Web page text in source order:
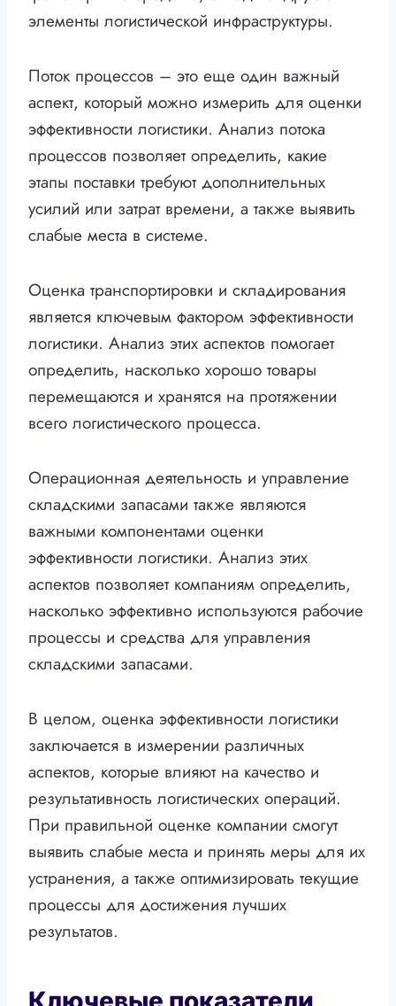
элементы логистической инфраструктуры.
Поток процессов – это еще один важный
аспект, который можно измерить для оценки
эффективности логистики. Анализ потока
процессов позволяет определить, какие
этапы поставки требуют дополнительных
усилий или затрат времени, а также выявить
слабые места в системе.
Оценка транспортировки и складирования
является ключевым фактором эффективности
логистики. Анализ этих аспектов помогает
определить, насколько хорошо товары
перемещаются и хранятся на протяжении
всего логистического процесса.
Операционная деятельность и управление
складскими запасами также являются
важными компонентами оценки
эффективности логистики. Анализ этих
аспектов позволяет компаниям определить,
насколько эффективно используются рабочие
процессы и средства для управления
складскими запасами.
В целом, оценка эффективности логистики
заключается в измерении различных
аспектов, которые влияют на качество и
результативность логистических операций.
При правильной оценке компании смогут
выявить слабые места и принять меры для их
устранения, а также оптимизировать текущие
процессы для достижения лучших
результатов.